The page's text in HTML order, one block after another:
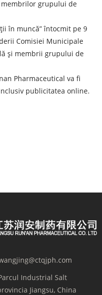
grupului de
în muncă” întocmit pe 9
Comisiei Municipale
și membrii grupului de
Pharmaceutical va fi
publicitatea online.
Industrial Salt
Jiangsu, China